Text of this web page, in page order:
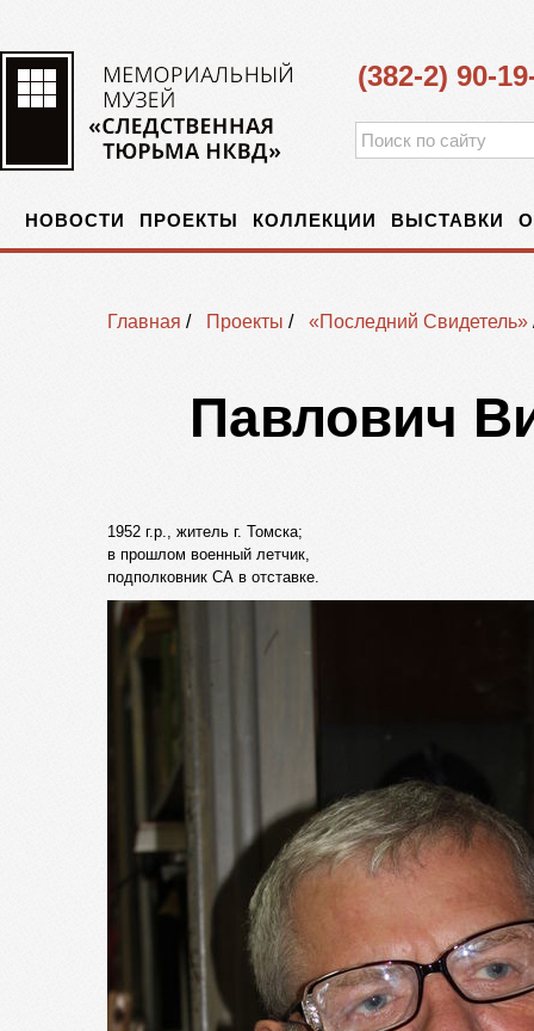
(382-2) 90-
НОВОСТИ ПРОЕКТЫ КОЛЛЕКЦИИ ВЫСТАВКИ
Главная / Проекты / «Последний Свидетель»
Павлович
1952 г.р., житель г. Томска;
в прошлом военный летчик,
подполковник СА в отставке.